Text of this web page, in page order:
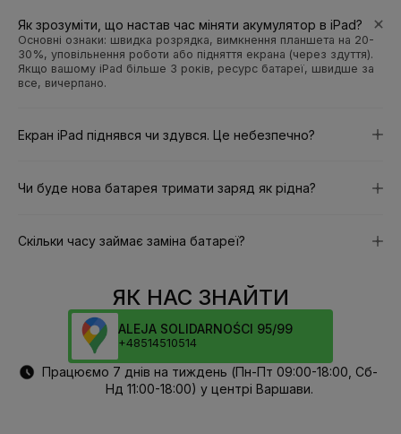
Як зрозуміти, що настав час міняти акумулятор в iPad?
Основні ознаки: швидка розрядка, вимкнення планшета на 20-
30%, уповільнення роботи або підняття екрана (через здуття).
Якщо вашому iPad більше 3 років, ресурс батареї, швидше за
все, вичерпано.
Екран iPad піднявся чи здувся. Це небезпечно?
Чи буде нова батарея тримати заряд як рідна?
Скільки часу займає заміна батареї?
ЯК НАС ЗНАЙТИ
ALEJA SOLIDARNOŚCI 95/99
+48514510514
Працюємо 7 днів на тиждень (Пн-Пт 09:00-18:00, Сб-
Нд 11:00-18:00) у центрі Варшави.